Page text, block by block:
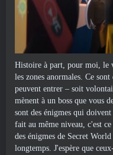
Histoire à part, pour moi, le
les zones anormales. Ce
peuvent entrer – soit
mènent à un boss que vous
sont des énigmes qui
fait au même niveau, c'est
des énigmes de Secret
longtemps. J'espère que